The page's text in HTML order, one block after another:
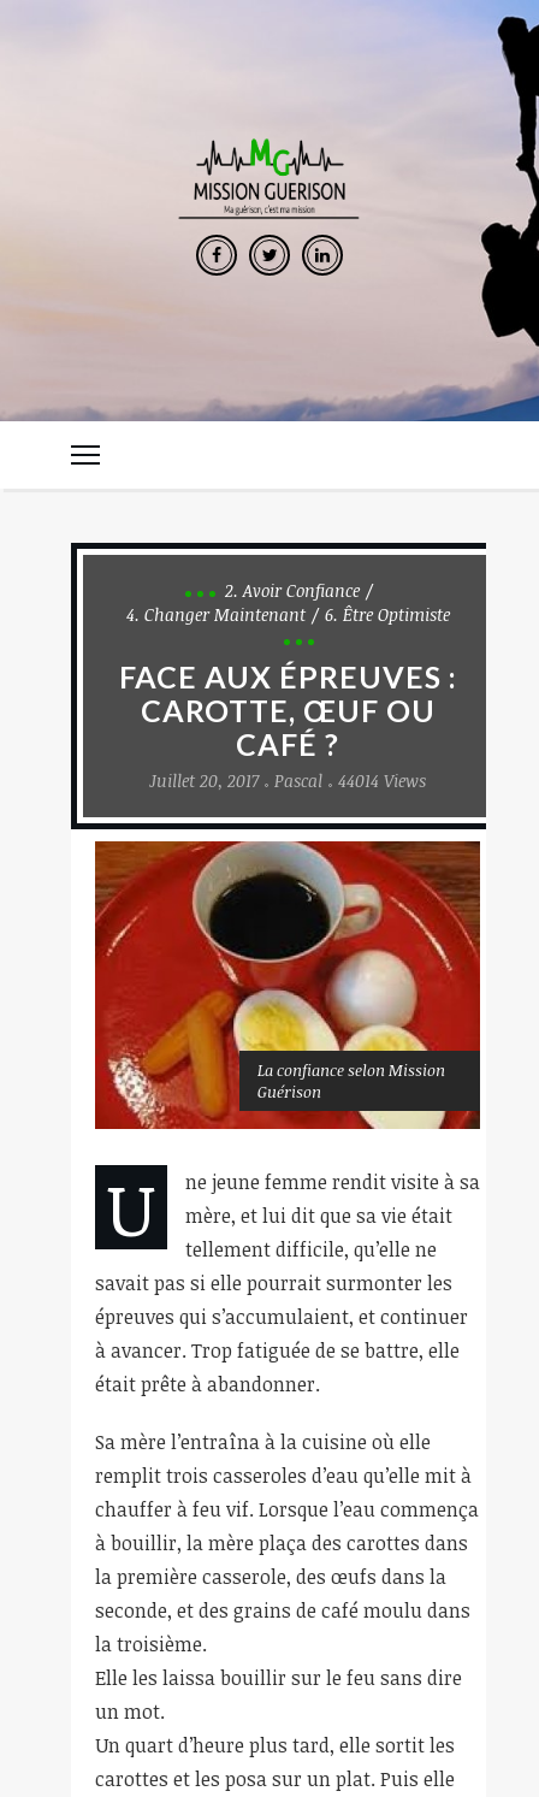
2. Avoir Confiance
4. Changer Maintenant
6. Être Optimiste
FACE AUX ÉPREUVES :
CAROTTE, ŒUF OU
CAFÉ ?
Juillet 20, 2017 Pascal 44014 Views
La confiance selon Mission
Guérison
U
ne jeune femme rendit visite à sa
mère, et lui dit que sa vie était
tellement difficile, qu’elle ne
savait pas si elle pourrait surmonter les
épreuves qui s’accumulaient, et continuer
à avancer. Trop fatiguée de se battre, elle
était prête à abandonner.
Sa mère l’entraîna à la cuisine où elle
remplit trois casseroles d’eau qu’elle mit à
chauffer à feu vif. Lorsque l’eau commença
à bouillir, la mère plaça des carottes dans
la première casserole, des œufs dans la
seconde, et des grains de café moulu dans
la troisième.
Elle les laissa bouillir sur le feu sans dire
un mot.
Un quart d’heure plus tard, elle sortit les
carottes et les posa sur un plat. Puis elle